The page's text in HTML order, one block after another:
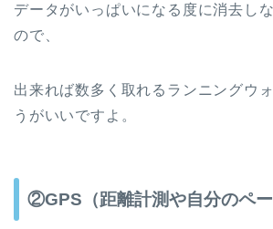
データがいっぱいになる度に消去し
ので、
出来れば数多く取れるランニングウ
うがいいですよ。
②GPS（距離計測や自分のペー